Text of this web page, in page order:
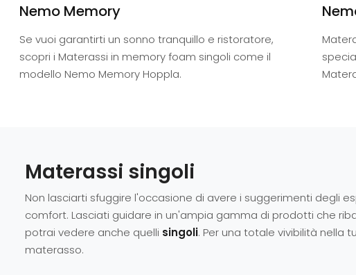
Nemo Memory
Se vuoi garantirti un sonno tranquillo e ristoratore,
scopri i Materassi in memory foam singoli come il
modello Nemo Memory Hoppla.
Materassi singoli
Non lasciarti sfuggire l'occasione di avere i suggerimenti degli
comfort. Lasciati guidare in un'ampia gamma di prodotti che
potrai vedere anche quelli singoli. Per una totale vivibilità nella
materasso.